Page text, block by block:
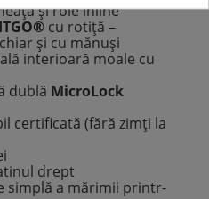
și role inline
cu rotiță –
și cu mănuși
interioară moale cu
dublă MicroLock
certificată (fără zimți la
drept
simplă a mărimii printr-